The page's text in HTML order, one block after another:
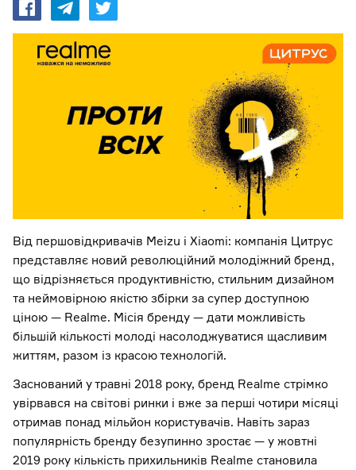
Від першовідкривачів Meizu і Xiаomi: компанія Цитрус
представляє новий революційний молодіжний бренд,
що відрізняється продуктивністю, стильним дизайном
та неймовірною якістю збірки за супер доступною
ціною — Realme. Місія бренду — дати можливість
більшій кількості молоді насолоджуватися щасливим
життям, разом із красою технологій.
Заснований у травні 2018 року, бренд Realme стрімко
увірвався на світові ринки і вже за перші чотири місяці
отримав понад мільйон користувачів. Навіть зараз
популярність бренду безупинно зростає — у жовтні
2019 року кількість прихильників Realme становила